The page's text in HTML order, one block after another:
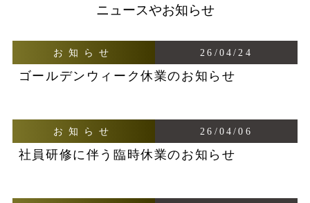
ニュースやお知らせ
お知らせ 26/04/24
ゴールデンウィーク休業のお知らせ
お知らせ 26/04/06
社員研修に伴う臨時休業のお知らせ